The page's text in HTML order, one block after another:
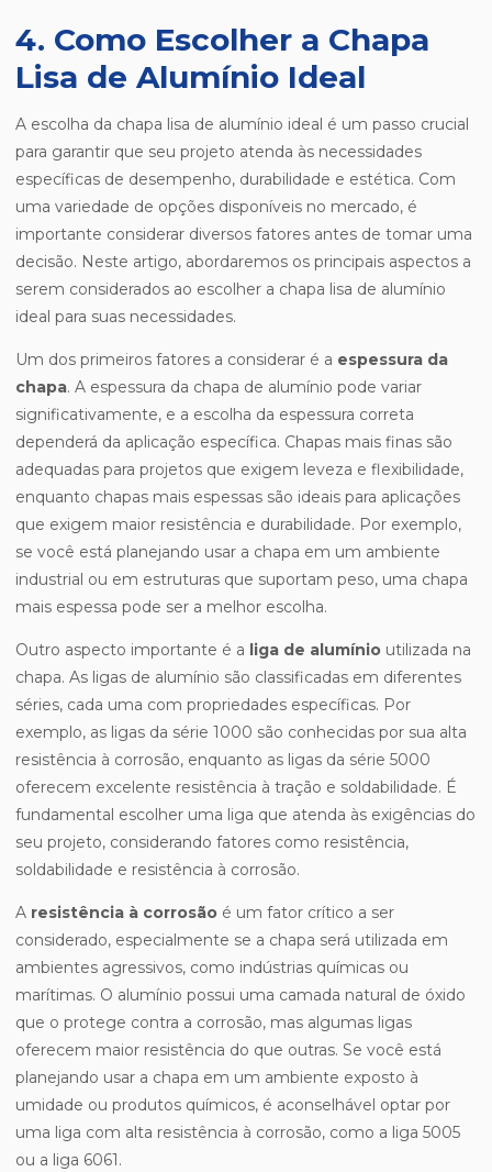
4. Como Escolher a Chapa
Lisa de Alumínio Ideal
A escolha da chapa lisa de alumínio ideal é um passo crucial
para garantir que seu projeto atenda às necessidades
específicas de desempenho, durabilidade e estética. Com
uma variedade de opções disponíveis no mercado, é
importante considerar diversos fatores antes de tomar uma
decisão. Neste artigo, abordaremos os principais aspectos a
serem considerados ao escolher a chapa lisa de alumínio
ideal para suas necessidades.
Um dos primeiros fatores a considerar é a espessura da
chapa. A espessura da chapa de alumínio pode variar
significativamente, e a escolha da espessura correta
dependerá da aplicação específica. Chapas mais finas são
adequadas para projetos que exigem leveza e flexibilidade,
enquanto chapas mais espessas são ideais para aplicações
que exigem maior resistência e durabilidade. Por exemplo,
se você está planejando usar a chapa em um ambiente
industrial ou em estruturas que suportam peso, uma chapa
mais espessa pode ser a melhor escolha.
Outro aspecto importante é a liga de alumínio utilizada na
chapa. As ligas de alumínio são classificadas em diferentes
séries, cada uma com propriedades específicas. Por
exemplo, as ligas da série 1000 são conhecidas por sua alta
resistência à corrosão, enquanto as ligas da série 5000
oferecem excelente resistência à tração e soldabilidade. É
fundamental escolher uma liga que atenda às exigências do
seu projeto, considerando fatores como resistência,
soldabilidade e resistência à corrosão.
A resistência à corrosão é um fator crítico a ser
considerado, especialmente se a chapa será utilizada em
ambientes agressivos, como indústrias químicas ou
marítimas. O alumínio possui uma camada natural de óxido
que o protege contra a corrosão, mas algumas ligas
oferecem maior resistência do que outras. Se você está
planejando usar a chapa em um ambiente exposto à
umidade ou produtos químicos, é aconselhável optar por
uma liga com alta resistência à corrosão, como a liga 5005
ou a liga 6061.